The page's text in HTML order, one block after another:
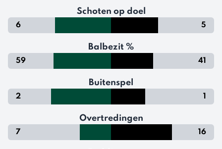
Schoten op doel
6 5
Balbezit %
59 41
Buitenspel
2 1
Overtredingen
7 16